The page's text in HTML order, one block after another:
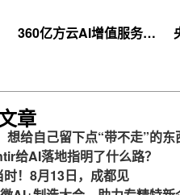
360亿方云AI增值服务上
章
给自己留下点“带不走”的东
给AI落地指明了什么路？
！8月13日，成都见